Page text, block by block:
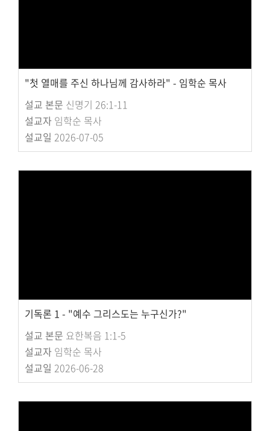
"첫 열매를 주신 하나님께 감사하라" - 임학순 목사
설교 본문 신명기 26:1-11
설교자 임학순 목사
설교일 2026-07-05
기독론 1 - "예수 그리스도는 누구신가?"
설교 본문 요한복음 1:1-5
설교자 임학순 목사
설교일 2026-06-28